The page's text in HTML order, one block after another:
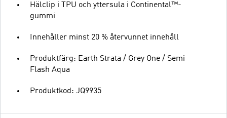
Hälclip i TPU och yttersula i Continental™-
gummi
Innehåller minst 20 % återvunnet innehåll
Produktfärg: Earth Strata / Grey One / Semi
Flash Aqua
Produktkod: JQ9935